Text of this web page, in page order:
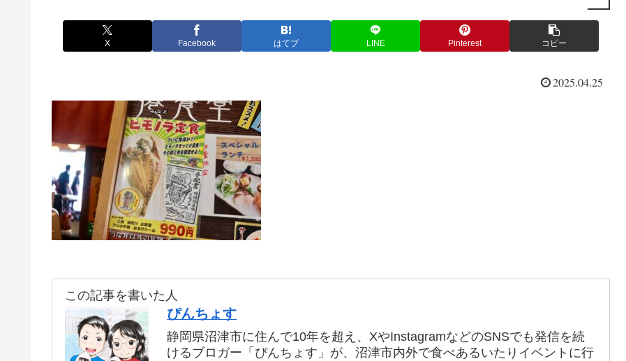
X Facebook はてブ LINE Pinterest コピー
2025.04.25
この記事を書いた人
ぴんちょす
静岡県沼津市に住んで10年を超え、XやInstagramなどのSNSでも発信を続
けるブロガー「ぴんちょす」が、沼津市内外で食べあるいたりイベントに行